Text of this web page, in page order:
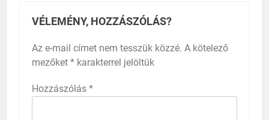
VÉLEMÉNY, HOZZÁSZÓLÁS?
Az e-mail címet nem tesszük közzé. A kötelező
mezőket * karakterrel jelöltük
Hozzászólás *